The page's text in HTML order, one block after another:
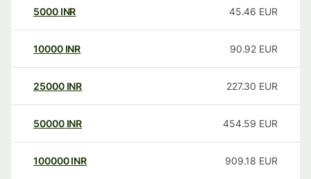
5000 INR 45.46 EUR
10000 INR 90.92 EUR
25000 INR 227.30 EUR
50000 INR 454.59 EUR
100000 INR 909.18 EUR